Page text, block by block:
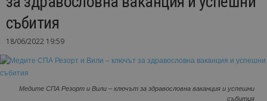
събития
18/06/2022 19:59
Медите СПА Резорт и Вили – ключът за здравословна ваканция и успешни
събития